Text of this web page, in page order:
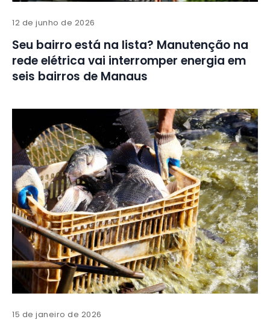
12 de junho de 2026
Seu bairro está na lista? Manutenção na
rede elétrica vai interromper energia em
seis bairros de Manaus
15 de janeiro de 2026